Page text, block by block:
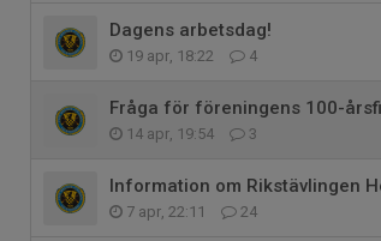
Dagens arbetsdag!
19 apr, 18:22 4
Fråga för föreningens 100-
14 apr, 19:54 3
Information om Rikstävlingen
7 apr, 22:11 24